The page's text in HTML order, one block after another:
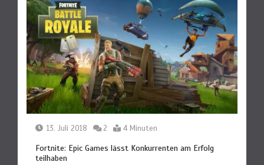
13. Juli 2018 2 4 Minuten
Fortnite: Epic Games lässt Konkurrenten am Erfolg
teilhaben